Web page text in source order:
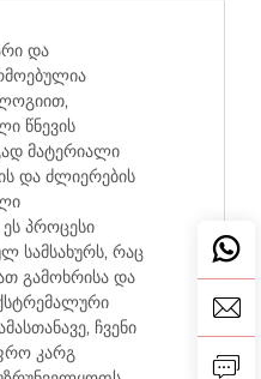
და
წნევის
მატერიალი
და ძლიერების
პროცესი
სამსახურს, რაც
გამოხრისა და
ჩვენი
კარგ